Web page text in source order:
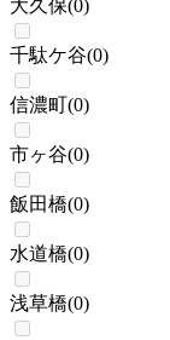
大久保(0)
千駄ケ谷(0)
信濃町(0)
市ヶ谷(0)
飯田橋(0)
水道橋(0)
浅草橋(0)